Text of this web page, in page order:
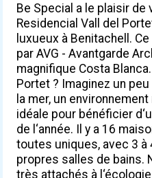
Be Special a le plaisir
Residencial Vall del
luxueux à Benitachell.
par AVG - Avantgarde
magnifique Costa
Portet ? Imaginez un
la mer, un
idéale pour bénéficier
de l‘année. Il y a 16
toutes uniques, avec 3
propres salles de bains.
très attachés à